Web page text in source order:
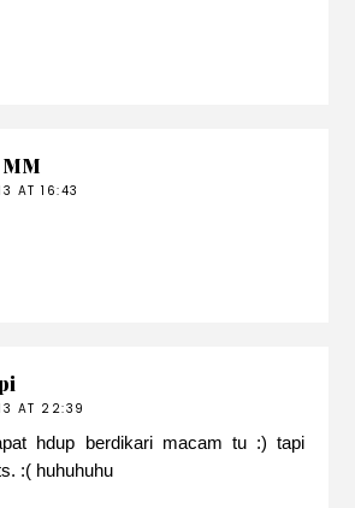
AT 16:43
AT 22:39
hdup berdikari macam tu :) tapi
:( huhuhuhu